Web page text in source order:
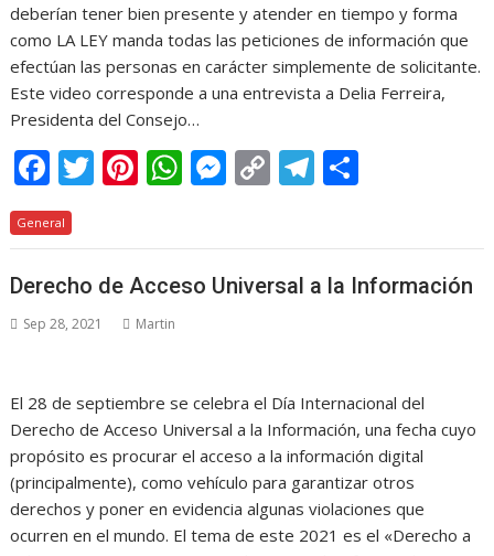
deberían tener bien presente y atender en tiempo y forma
como LA LEY manda todas las peticiones de información que
efectúan las personas en carácter simplemente de solicitante.
Este video corresponde a una entrevista a Delia Ferreira,
Presidenta del Consejo…
F
ac
e
b
o
o
T
w
itt
er
Pi
nt
er
e
st
W
h
at
s
A
M
e
ss
e
n
C
o
p
y
Li
T
el
e
gr
a
m
p
ar
General
Derecho de Acceso Universal a la Información
Sep 28, 2021 Martin
El 28 de septiembre se celebra el Día Internacional del
Derecho de Acceso Universal a la Información, una fecha cuyo
propósito es procurar el acceso a la información digital
(principalmente), como vehículo para garantizar otros
derechos y poner en evidencia algunas violaciones que
ocurren en el mundo. El tema de este 2021 es el «Derecho a